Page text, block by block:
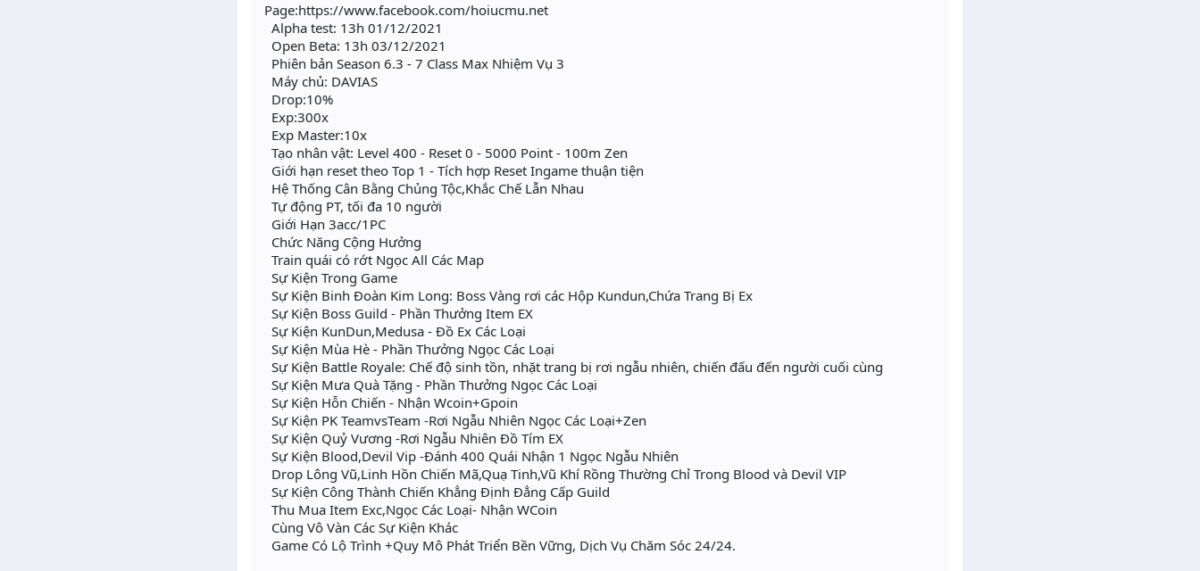
Page:https://www.facebook.com/hoiucmu.net
Alpha test: 13h 01/12/2021
Open Beta: 13h 03/12/2021
Phiên bản Season 6.3 - 7 Class Max Nhiệm Vụ 3
Máy chủ: DAVIAS
Drop:10%
Exp:300x
Exp Master:10x
Tạo nhân vật: Level 400 - Reset 0 - 5000 Point - 100m Zen
Giới hạn reset theo Top 1 - Tích hợp Reset Ingame thuận tiện
Hệ Thống Cân Bằng Chủng Tộc,Khắc Chế Lẫn Nhau
Tự động PT, tối đa 10 người
Giới Hạn 3acc/1PC
Chức Năng Cộng Hưởng
Train quái có rớt Ngọc All Các Map
Sự Kiện Trong Game
Sự Kiện Binh Đoàn Kim Long: Boss Vàng rơi các Hộp Kundun,Chứa Trang Bị Ex
Sự Kiện Boss Guild - Phần Thưởng Item EX
Sự Kiện KunDun,Medusa - Đồ Ex Các Loại
Sự Kiện Mùa Hè - Phần Thưởng Ngọc Các Loại
Sự Kiện Battle Royale: Chế độ sinh tồn, nhặt trang bị rơi ngẫu nhiên, chiến đấu đến người cuối cùng
Sự Kiện Mưa Quà Tặng - Phần Thưởng Ngọc Các Loại
Sự Kiện Hỗn Chiến - Nhận Wcoin+Gpoin
Sự Kiện PK TeamvsTeam -Rơi Ngẫu Nhiên Ngọc Các Loại+Zen
Sự Kiện Quỷ Vương -Rơi Ngẫu Nhiên Đồ Tím EX
Sự Kiện Blood,Devil Vip -Đánh 400 Quái Nhận 1 Ngọc Ngẫu Nhiên
Drop Lông Vũ,Linh Hồn Chiến Mã,Quạ Tinh,Vũ Khí Rồng Thường Chỉ Trong Blood và Devil VIP
Sự Kiện Công Thành Chiến Khẳng Định Đẳng Cấp Guild
Thu Mua Item Exc,Ngọc Các Loại- Nhận WCoin
Cùng Vô Vàn Các Sự Kiện Khác
Game Có Lộ Trình +Quy Mô Phát Triển Bền Vững, Dịch Vụ Chăm Sóc 24/24.